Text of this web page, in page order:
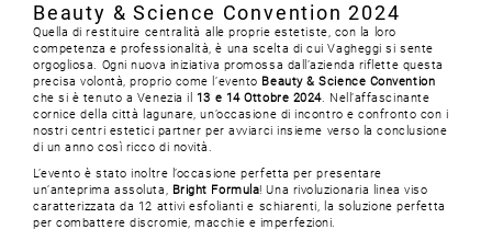
Beauty & Science Convention 2024
Quella di restituire centralità alle proprie estetiste, con la loro
competenza e professionalità, è una scelta di cui Vagheggi si sente
orgogliosa. Ogni nuova iniziativa promossa dall’azienda riflette questa
precisa volontà, proprio come l’evento Beauty & Science Convention
che si è tenuto a Venezia il 13 e 14 Ottobre 2024. Nell’affascinante
cornice della città lagunare, un’occasione di incontro e confronto con i
nostri centri estetici partner per avviarci insieme verso la conclusione
di un anno così ricco di novità.
L’evento è stato inoltre l’occasione perfetta per presentare
un’anteprima assoluta, Bright Formula! Una rivoluzionaria linea viso
caratterizzata da 12 attivi esfolianti e schiarenti, la soluzione perfetta
per combattere discromie, macchie e imperfezioni.